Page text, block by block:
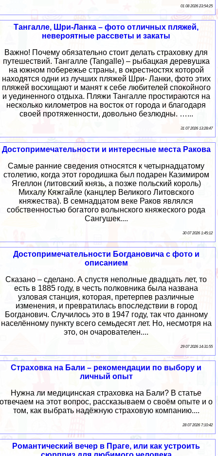
01 08 2026 23:54:25
Тангалле, Шри-Ланка – фото отличных пляжей,
невероятные рассветы и закаты
Важно! Почему обязательно стоит делать страховку для
путешествий. Тангалле (Tangalle) – рыбацкая деревушка
на южном побережье страны, в окрестностях которой
находятся одни из лучших пляжей Шри- Ланки, фото этих
пляжей восхищают и манят к себе любителей спокойного
и уединенного отдыха. Пляжи Тангалле простираются на
несколько километров на восток от города и благодаря
своей протяженности, довольно безлюдны. …...
31 07 2026 13:28:47
Достопримечательности и интересные места Ракова
Самые ранние сведения относятся к четырнадцатому
столетию, когда этот городишка был подарен Казимиром
Ягеллон (литовский князь, а позже польский король)
Михалу Кяжгайле (канцлер Великого Литовского
княжества). В семнадцатом веке Раков являлся
собственностью богатого волынского княжеского рода
Сангушек....
30 07 2026 1:45:12
Достопримечательности Богдановича с фото и
описанием
Сказано – сделано. А спустя неполные двадцать лет, то
есть в 1885 году, в честь полковника была названа
узловая станция, которая, претерпев различные
изменения, и превратилась впоследствии в город
Богданович. Случилось это в 1947 году, так что данному
населённому пункту всего семьдесят лет. Но, несмотря на
это, он очарователен....
29 07 2026 14:31:55
Страховка на Бали – рекомендации по выбору и
личный опыт
Нужна ли медицинская страховка на Бали? В статье
отвечаем на этот вопрос, рассказываем о своём опыте и о
том, как выбрать надёжную страховую компанию....
28 07 2026 7:10:42
Романтический вечер в Праге, или как устроить